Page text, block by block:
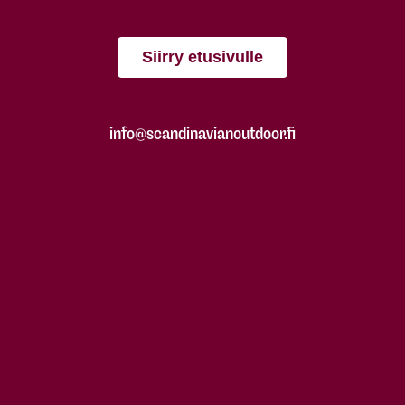
Siirry etusivulle
info@scandinavianoutdoor.fi